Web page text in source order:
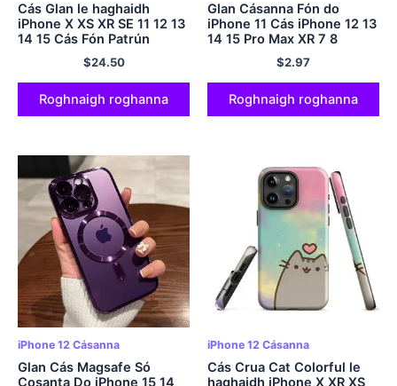
Cás Glan le haghaidh
iPhone X XS XR SE 11 12 13
14 15 Cás Fón Patrún
Nollag Pro Plus Pro Max
$24.50
Roghnaigh roghanna
Glan Cásanna Fón do
iPhone 11 Cás iPhone 12 13
14 15 Pro Max XR 7 8
Tuilleadh SE 2022 2020
Bunús iPhone11 Carcas
Clúdach Cúl Bog
$2.97
Roghnaigh roghanna
iPhone 12 Cásanna
Glan Cás Magsafe Só
Cosanta Do iPhone 15 14
iPhone 12 Cásanna
Cás Crua Cat Colorful le
haghaidh iPhone X XR XS